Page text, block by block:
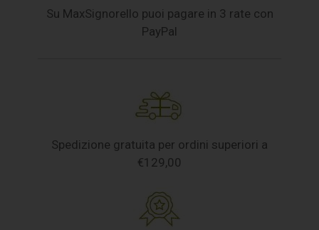
Su MaxSignorello puoi pagare in 3 rate con
PayPal
Spedizione gratuita per ordini superiori a
€129,00